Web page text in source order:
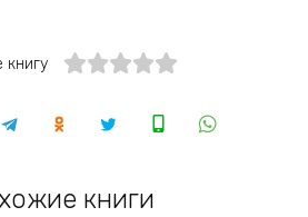
книгу
книги